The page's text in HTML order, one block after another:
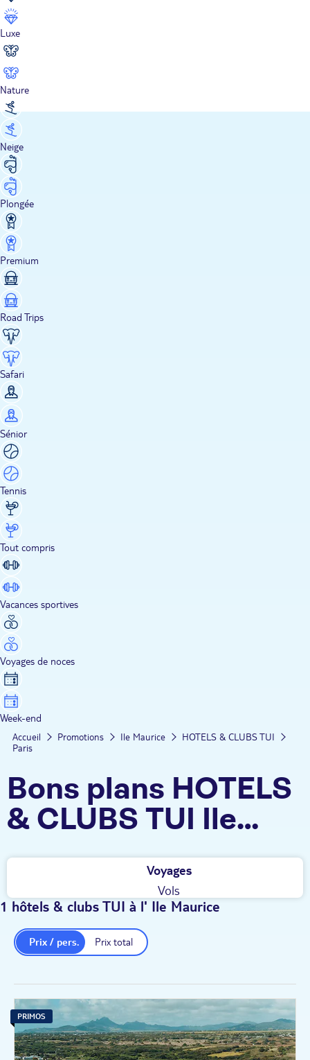
Luxe
Nature
Neige
Plongée
Premium
Road Trips
Safari
Sénior
Tennis
Tout compris
Vacances sportives
Voyages de noces
Week-end
Accueil Promotions Ile Maurice
HOTELS & CLUBS TUI
Paris
Bons plans HOTELS
& CLUBS TUI Ile
Maurice au départ
Voyages
Vols
1 hôtels & clubs TUI à l' Ile Maurice
Prix total
Prix / pers.
PRIMOS